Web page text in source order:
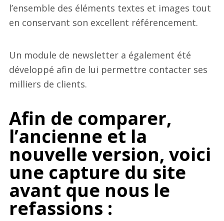
l’ensemble des éléments textes et images tout
en conservant son excellent référencement.
Un module de newsletter a également été
développé afin de lui permettre contacter ses
milliers de clients.
Afin de comparer,
l’ancienne et la
nouvelle version, voici
une capture du site
avant que nous le
refassions :